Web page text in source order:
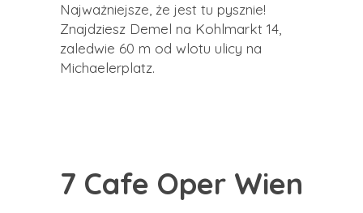
Najważniejsze, że jest tu pysznie!
Znajdziesz Demel na Kohlmarkt 14,
zaledwie 60 m od wlotu ulicy na
Michaelerplatz.
7 Cafe Oper Wien